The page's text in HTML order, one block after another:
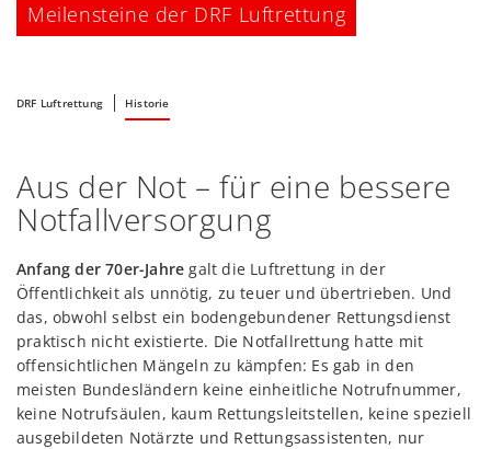
Meilensteine der DRF Luftrettung
DRF Luftrettung Historie
Aus der Not – für eine bessere
Notfallversorgung
Anfang der 70er-Jahre galt die Luftrettung in der
Öffentlichkeit als unnötig, zu teuer und übertrieben. Und
das, obwohl selbst ein bodengebundener Rettungsdienst
praktisch nicht existierte. Die Notfallrettung hatte mit
offensichtlichen Mängeln zu kämpfen: Es gab in den
meisten Bundesländern keine einheitliche Notrufnummer,
keine Notrufsäulen, kaum Rettungsleitstellen, keine speziell
ausgebildeten Notärzte und Rettungsassistenten, nur